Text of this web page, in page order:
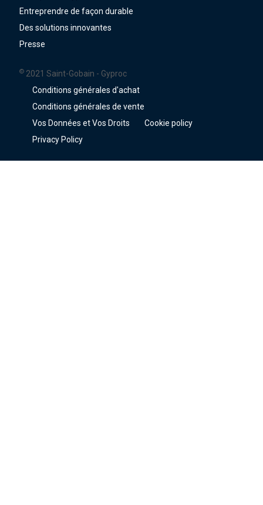
Entreprendre de façon durable
Des solutions innovantes
Presse
© 2021 Saint-Gobain - Gyproc
Conditions générales d'achat
Conditions générales de vente
Vos Données et Vos Droits
Cookie policy
Privacy Policy